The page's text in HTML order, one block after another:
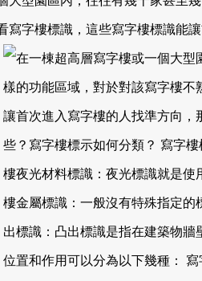
字樓標識，這些寫字樓標識能